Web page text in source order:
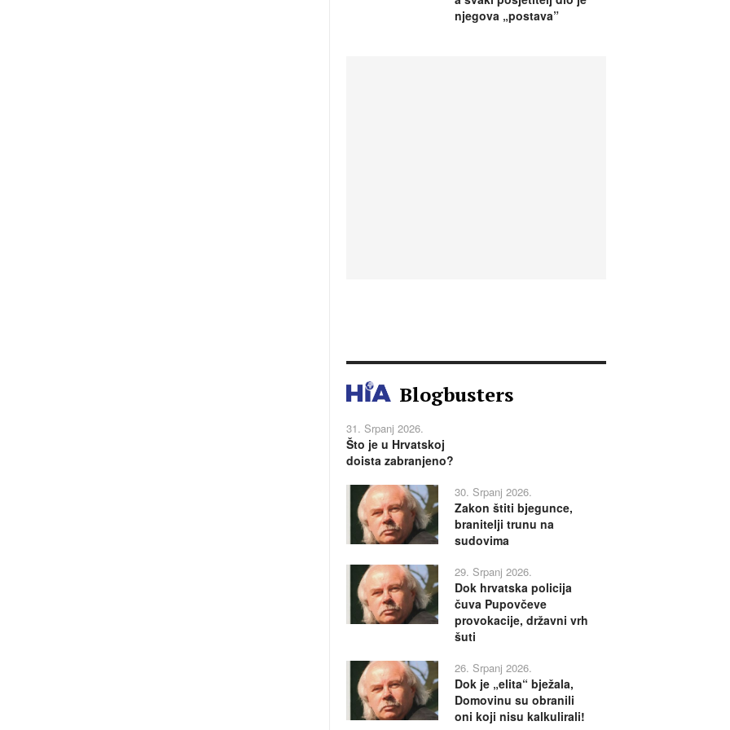
njegova „postava”
Blogbusters
31. Srpanj 2026.
Što je u Hrvatskoj
doista zabranjeno?
30. Srpanj 2026.
Zakon štiti bjegunce,
branitelji trunu na
sudovima
29. Srpanj 2026.
Dok hrvatska policija
čuva Pupovčeve
provokacije, državni vrh
šuti
26. Srpanj 2026.
Dok je „elita“ bježala,
Domovinu su obranili
oni koji nisu kalkulirali!